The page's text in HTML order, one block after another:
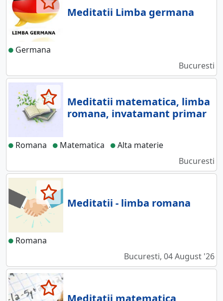
Meditatii Limba germana
Germana
Bucuresti
Meditatii matematica, limba
romana, invatamant primar
Romana Matematica
Alta materie
Bucuresti
Meditatii - limba romana
Romana
Bucuresti, 04 August '26
Meditatii matematica